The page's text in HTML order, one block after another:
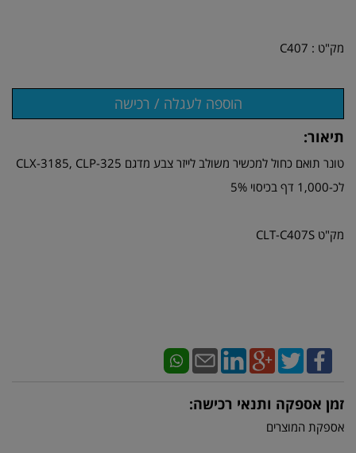
מק"ט : C407
תיאור:
טונר תואם כחול למכשיר משולב לייזר צבע מדגם CLX-3185, CLP-325
לכ-1,000 דף בכיסוי 5%
מק"ט CLT-C407S
זמן אספקה ותנאי רכישה:
אספקת המוצרים